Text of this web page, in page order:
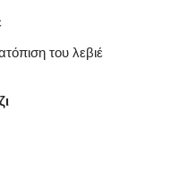
του λεβιέ